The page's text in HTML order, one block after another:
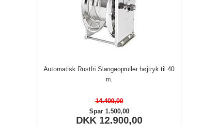
Automatisk Rustfri Slangeopruller højtryk til 40
m.
14.400,00
Spar 1.500,00
DKK 12.900,00